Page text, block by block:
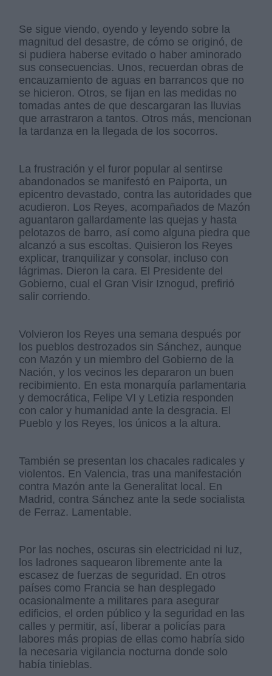
Se sigue viendo, oyendo y leyendo sobre la
magnitud del desastre, de cómo se originó, de
si pudiera haberse evitado o haber aminorado
sus consecuencias. Unos, recuerdan obras de
encauzamiento de aguas en barrancos que no
se hicieron. Otros, se fijan en las medidas no
tomadas antes de que descargaran las lluvias
que arrastraron a tantos. Otros más, mencionan
la tardanza en la llegada de los socorros.
La frustración y el furor popular al sentirse
abandonados se manifestó en Paiporta, un
epicentro devastado, contra las autoridades que
acudieron. Los Reyes, acompañados de Mazón
aguantaron gallardamente las quejas y hasta
pelotazos de barro, así como alguna piedra que
alcanzó a sus escoltas. Quisieron los Reyes
explicar, tranquilizar y consolar, incluso con
lágrimas. Dieron la cara. El Presidente del
Gobierno, cual el Gran Visir Iznogud, prefirió
salir corriendo.
Volvieron los Reyes una semana después por
los pueblos destrozados sin Sánchez, aunque
con Mazón y un miembro del Gobierno de la
Nación, y los vecinos les depararon un buen
recibimiento. En esta monarquía parlamentaria
y democrática, Felipe VI y Letizia responden
con calor y humanidad ante la desgracia. El
Pueblo y los Reyes, los únicos a la altura.
También se presentan los chacales radicales y
violentos. En Valencia, tras una manifestación
contra Mazón ante la Generalitat local. En
Madrid, contra Sánchez ante la sede socialista
de Ferraz. Lamentable.
Por las noches, oscuras sin electricidad ni luz,
los ladrones saquearon libremente ante la
escasez de fuerzas de seguridad. En otros
países como Francia se han desplegado
ocasionalmente a militares para asegurar
edificios, el orden público y la seguridad en las
calles y permitir, así, liberar a policías para
labores más propias de ellas como habría sido
la necesaria vigilancia nocturna donde solo
había tinieblas.